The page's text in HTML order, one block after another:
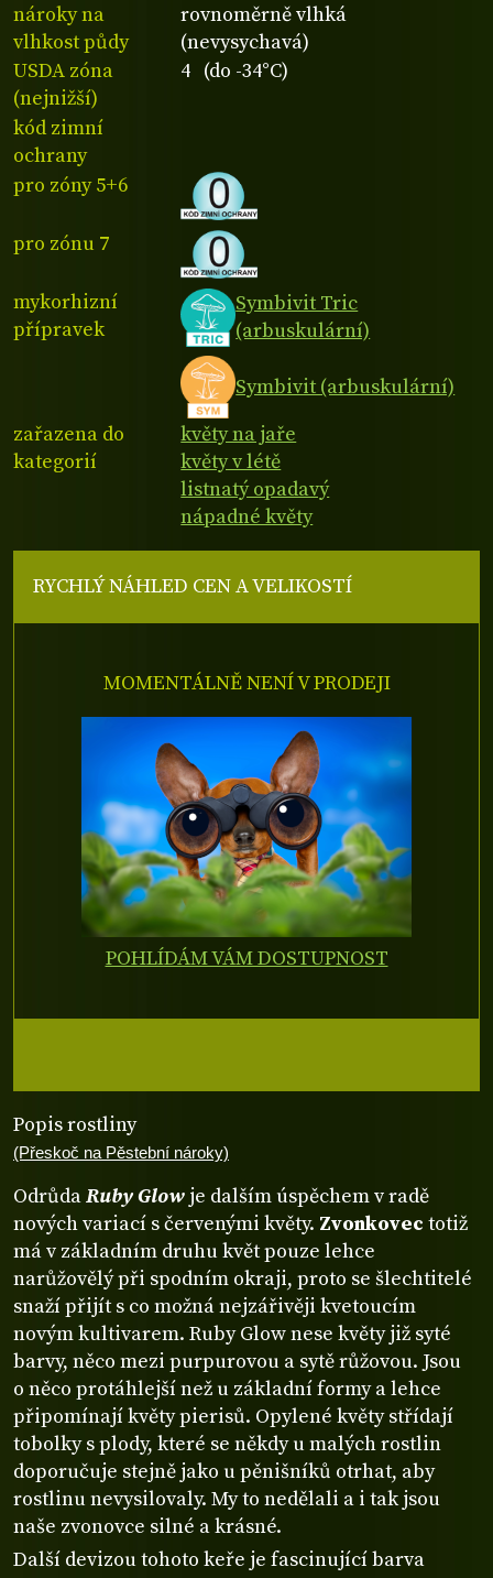
nároky na
vlhkost půdy
rovnoměrně vlhká
(nevysychavá)
USDA zóna
(nejnižší)
4 (do -34°C)
kód zimní
ochrany
pro zóny 5+6
pro zónu 7
mykorhizní
přípravek
Symbivit Tric
(arbuskulární)
Symbivit (arbuskulární)
zařazena do
kategorií
květy na jaře
květy v létě
listnatý opadavý
nápadné květy
Popis rostliny
(Přeskoč na Pěstební nároky)
OdrůdaRuby Glow je dalším úspěchem v radě
nových variací s červenými květy. Zvonkovec totiž
má v základním druhu květ pouze lehce
narůžovělý při spodním okraji, proto se šlechtitelé
snaží přijít s co možná nejzářivěji kvetoucím
novým kultivarem. Ruby Glow nese květy již syté
barvy, něco mezi purpurovou a sytě růžovou. Jsou
o něco protáhlejší než u základní formy a lehce
připomínají květy pierisů. Opylené květy střídají
tobolky s plody, které se někdy u malých rostlin
doporučuje stejně jako u pěnišníků otrhat, aby
rostlinu nevysilovaly. My to nedělali a i tak jsou
naše zvonovce silné a krásné.
Další devizou tohoto keře je fascinující barva
RYCHLÝ NÁHLED CEN A VELIKOSTÍ
MOMENTÁLNĚ NENÍ V PRODEJI
POHLÍDÁM VÁM DOSTUPNOST